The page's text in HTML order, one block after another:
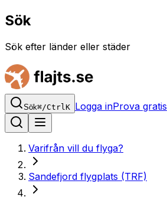
Sök
Sök efter länder eller städer
Sök⌘/Ctrl K Logga inProva gratis
Varifrån vill du flyga?
Sandefjord flygplats (TRF)